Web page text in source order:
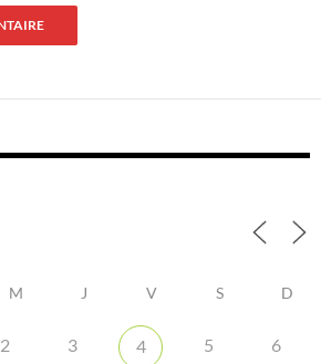
M J V S D
2 3 4 5 6